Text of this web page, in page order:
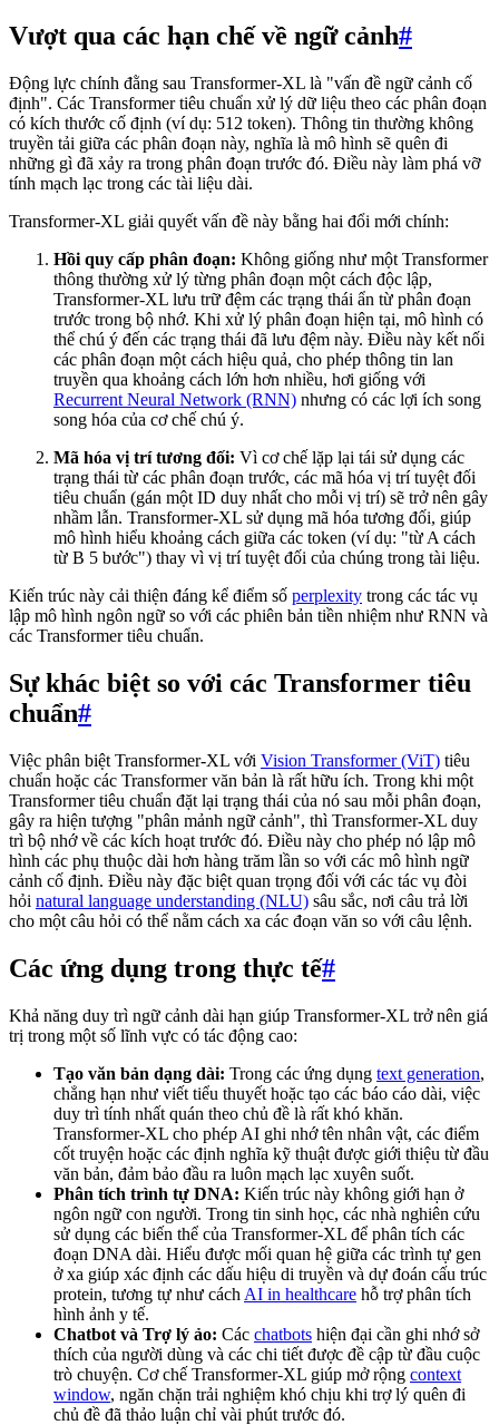
Vượt qua các hạn chế về ngữ cảnh#
Động lực chính đằng sau Transformer-XL là "vấn đề ngữ cảnh cố
định". Các Transformer tiêu chuẩn xử lý dữ liệu theo các phân đoạn
có kích thước cố định (ví dụ: 512 token). Thông tin thường không
truyền tải giữa các phân đoạn này, nghĩa là mô hình sẽ quên đi
những gì đã xảy ra trong phân đoạn trước đó. Điều này làm phá vỡ
tính mạch lạc trong các tài liệu dài.
Transformer-XL giải quyết vấn đề này bằng hai đổi mới chính:
Hồi quy cấp phân đoạn: Không giống như một Transformer
thông thường xử lý từng phân đoạn một cách độc lập,
Transformer-XL lưu trữ đệm các trạng thái ẩn từ phân đoạn
trước trong bộ nhớ. Khi xử lý phân đoạn hiện tại, mô hình có
thể chú ý đến các trạng thái đã lưu đệm này. Điều này kết nối
các phân đoạn một cách hiệu quả, cho phép thông tin lan
truyền qua khoảng cách lớn hơn nhiều, hơi giống với
Recurrent Neural Network (RNN) nhưng có các lợi ích song
song hóa của cơ chế chú ý.
Mã hóa vị trí tương đối: Vì cơ chế lặp lại tái sử dụng các
trạng thái từ các phân đoạn trước, các mã hóa vị trí tuyệt đối
tiêu chuẩn (gán một ID duy nhất cho mỗi vị trí) sẽ trở nên gây
nhầm lẫn. Transformer-XL sử dụng mã hóa tương đối, giúp
mô hình hiểu khoảng cách giữa các token (ví dụ: "từ A cách
từ B 5 bước") thay vì vị trí tuyệt đối của chúng trong tài liệu.
Kiến trúc này cải thiện đáng kể điểm số perplexity trong các tác vụ
lập mô hình ngôn ngữ so với các phiên bản tiền nhiệm như RNN và
các Transformer tiêu chuẩn.
Sự khác biệt so với các Transformer tiêu
chuẩn#
Việc phân biệt Transformer-XL với Vision Transformer (ViT) tiêu
chuẩn hoặc các Transformer văn bản là rất hữu ích. Trong khi một
Transformer tiêu chuẩn đặt lại trạng thái của nó sau mỗi phân đoạn,
gây ra hiện tượng "phân mảnh ngữ cảnh", thì Transformer-XL duy
trì bộ nhớ về các kích hoạt trước đó. Điều này cho phép nó lập mô
hình các phụ thuộc dài hơn hàng trăm lần so với các mô hình ngữ
cảnh cố định. Điều này đặc biệt quan trọng đối với các tác vụ đòi
hỏi natural language understanding (NLU) sâu sắc, nơi câu trả lời
cho một câu hỏi có thể nằm cách xa các đoạn văn so với câu lệnh.
Các ứng dụng trong thực tế#
Khả năng duy trì ngữ cảnh dài hạn giúp Transformer-XL trở nên giá
trị trong một số lĩnh vực có tác động cao:
Tạo văn bản dạng dài: Trong các ứng dụng text generation,
chẳng hạn như viết tiểu thuyết hoặc tạo các báo cáo dài, việc
duy trì tính nhất quán theo chủ đề là rất khó khăn.
Transformer-XL cho phép AI ghi nhớ tên nhân vật, các điểm
cốt truyện hoặc các định nghĩa kỹ thuật được giới thiệu từ đầu
văn bản, đảm bảo đầu ra luôn mạch lạc xuyên suốt.
Phân tích trình tự DNA: Kiến trúc này không giới hạn ở
ngôn ngữ con người. Trong tin sinh học, các nhà nghiên cứu
sử dụng các biến thể của Transformer-XL để phân tích các
đoạn DNA dài. Hiểu được mối quan hệ giữa các trình tự gen
ở xa giúp xác định các dấu hiệu di truyền và dự đoán cấu trúc
protein, tương tự như cách AI in healthcare hỗ trợ phân tích
hình ảnh y tế.
Chatbot và Trợ lý ảo: Các chatbots hiện đại cần ghi nhớ sở
thích của người dùng và các chi tiết được đề cập từ đầu cuộc
trò chuyện. Cơ chế Transformer-XL giúp mở rộng context
window, ngăn chặn trải nghiệm khó chịu khi trợ lý quên đi
chủ đề đã thảo luận chỉ vài phút trước đó.